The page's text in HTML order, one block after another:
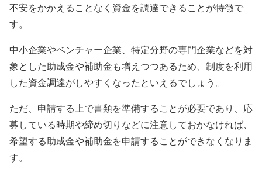
不安をかかえることなく資金を調達できることが特徴で
す。
中小企業やベンチャー企業、特定分野の専門企業などを対
象とした助成金や補助金も増えつつあるため、制度を利用
した資金調達がしやすくなったといえるでしょう。
ただ、申請する上で書類を準備することが必要であり、 応
募している時期や締め切り などに注意しておかなければ、
希望する助成金や補助金を申請することができなくなりま
す。